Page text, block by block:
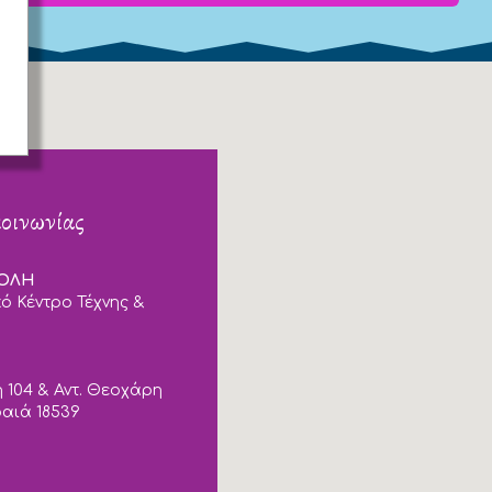
Κέντρο Τέχνης &
104 & Αντ. Θεοχάρη
18539